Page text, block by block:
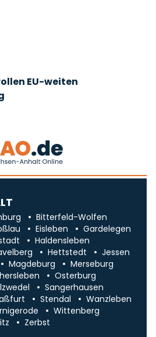
EU-weiten
Bitterfeld-Wolfen
Eisleben
Gardelegen
Haldensleben
Hettstedt
Jessen
Magdeburg
Merseburg
Osterburg
Sangerhausen
Stendal
Wanzleben
Wittenberg
Zerbst